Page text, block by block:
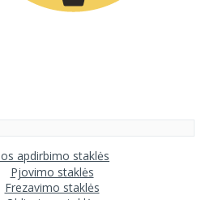
apdirbimo staklės
Pjovimo staklės
Frezavimo staklės